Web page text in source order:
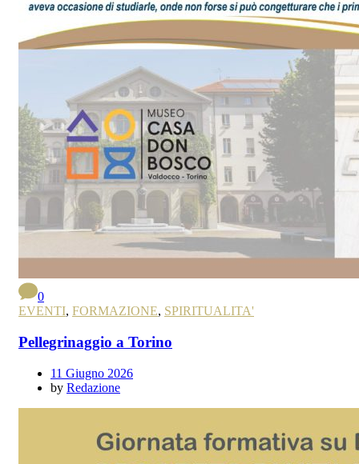
0
EVENTI, FORMAZIONE, SPIRITUALITA'
Pellegrinaggio a Torino
11 Giugno 2026
by Redazione